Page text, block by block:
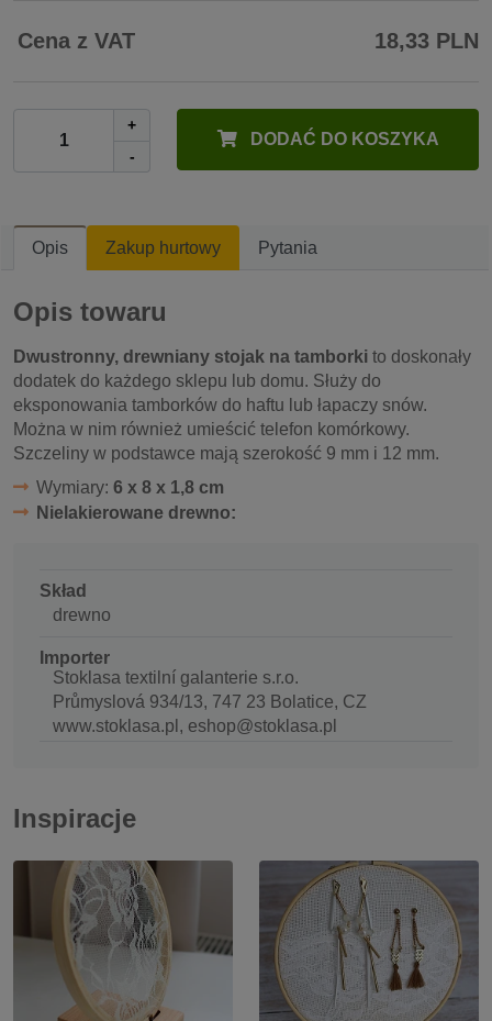
Cena z VAT 18,33 PLN
+
-
DODAĆ DO KOSZYKA
Opis Zakup hurtowy Pytania
Opis towaru
Dwustronny, drewniany stojak na tamborki to doskonały
dodatek do każdego sklepu lub domu. Służy do
eksponowania tamborków do haftu lub łapaczy snów.
Można w nim również umieścić telefon komórkowy.
Szczeliny w podstawce mają szerokość 9 mm i 12 mm.
Wymiary: 6 x 8 x 1,8 cm
Nielakierowane drewno:
Skład
drewno
Importer
Stoklasa textilní galanterie s.r.o.
Průmyslová 934/13, 747 23 Bolatice, CZ
www.stoklasa.pl, eshop@stoklasa.pl
Inspiracje